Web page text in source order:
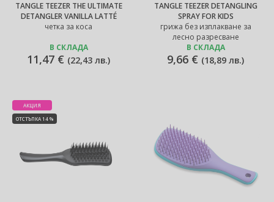
TANGLE TEEZER THE ULTIMATE
DETANGLER VANILLA LATTÉ
четка за коса
В СКЛАДА
11,47 € (22,43 лв.)
TANGLE TEEZER DETANGLING
SPRAY FOR KIDS
грижа без изплакване за
лесно разресване
В СКЛАДА
9,66 € (18,89 лв.)
АКЦИЯ
ОТСТЪПКА 14 %